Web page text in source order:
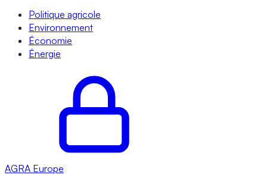
Politique agricole
Environnement
Économie
Énergie
AGRA Europe